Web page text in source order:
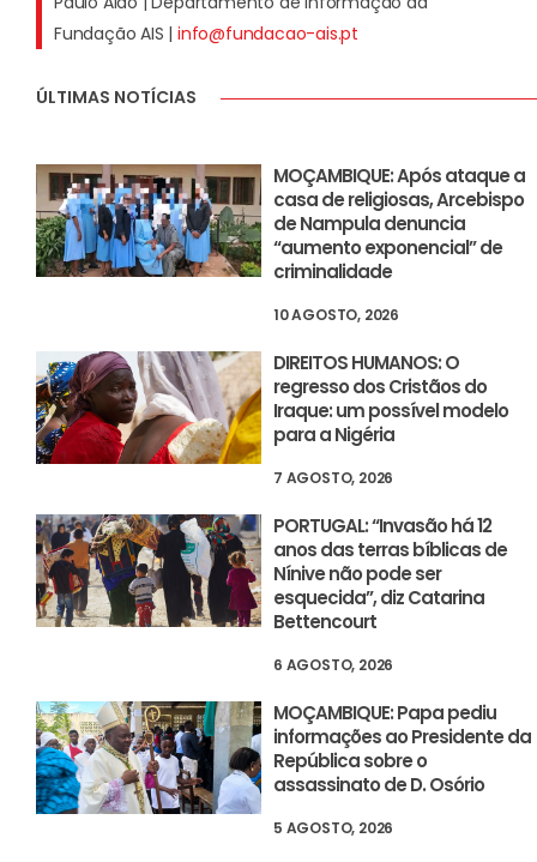
Fundação AIS |info@fundacao-ais.pt
ÚLTIMAS NOTÍCIAS
MOÇAMBIQUE: Após ataque a
casa de religiosas, Arcebispo
de Nampula denuncia
“aumento exponencial” de
criminalidade
10 AGOSTO, 2026
DIREITOS HUMANOS: O
regresso dos Cristãos do
Iraque: um possível modelo
para a Nigéria
7 AGOSTO, 2026
PORTUGAL: “Invasão há 12
anos das terras bíblicas de
Nínive não pode ser
esquecida”, diz Catarina
Bettencourt
6 AGOSTO, 2026
MOÇAMBIQUE: Papa pediu
informações ao Presidente da
República sobre o
assassinato de D. Osório
5 AGOSTO, 2026